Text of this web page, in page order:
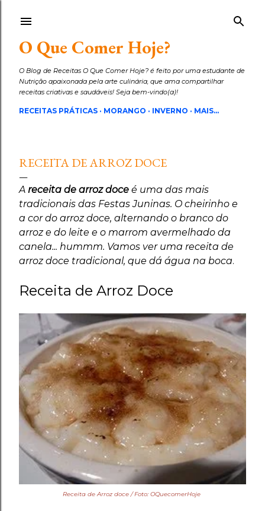
O Que Comer Hoje?
O Blog de Receitas O Que Comer Hoje? é feito por uma estudante de
Nutrição apaixonada pela arte culinária, que ama compartilhar
receitas criativas e saudáveis! Seja bem-vindo(a)!
RECEITAS PRÁTICAS MORANGO INVERNO MAIS…
RECEITA DE ARROZ DOCE
A receita de arroz doce é uma das mais
tradicionais das Festas Juninas. O cheirinho e
a cor do arroz doce, alternando o branco do
arroz e do leite e o marrom avermelhado da
canela... hummm. Vamos ver uma receita de
arroz doce tradicional, que dá água na boca.
Receita de Arroz Doce
Receita de Arroz doce / Foto: OQuecomerHoje